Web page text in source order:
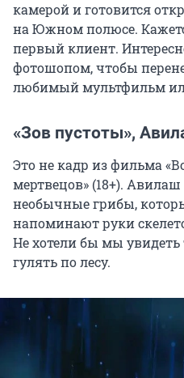
камерой и готовится
на Южном полюсе.
первый клиент.
фотошопом, чтобы
любимый мультфильм
«Зов пустоты»,
Это не кадр из фильма
мертвецов» (18+).
необычные грибы,
напоминают руки
Не хотели бы мы увидеть
гулять по лесу.